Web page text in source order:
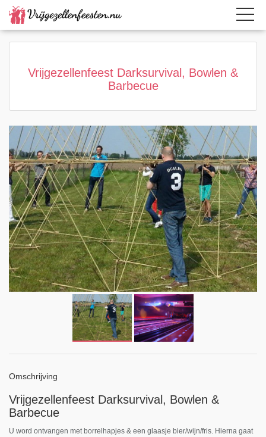
Home Category Page active
Vrijgezellenfeest Darksurvival, Bowlen &
Barbecue
Omschrijving
Vrijgezellenfeest Darksurvival, Bowlen &
Barbecue
U word ontvangen met borrelhapjes & een glaasje bier/wijn/fris. Hierna gaat